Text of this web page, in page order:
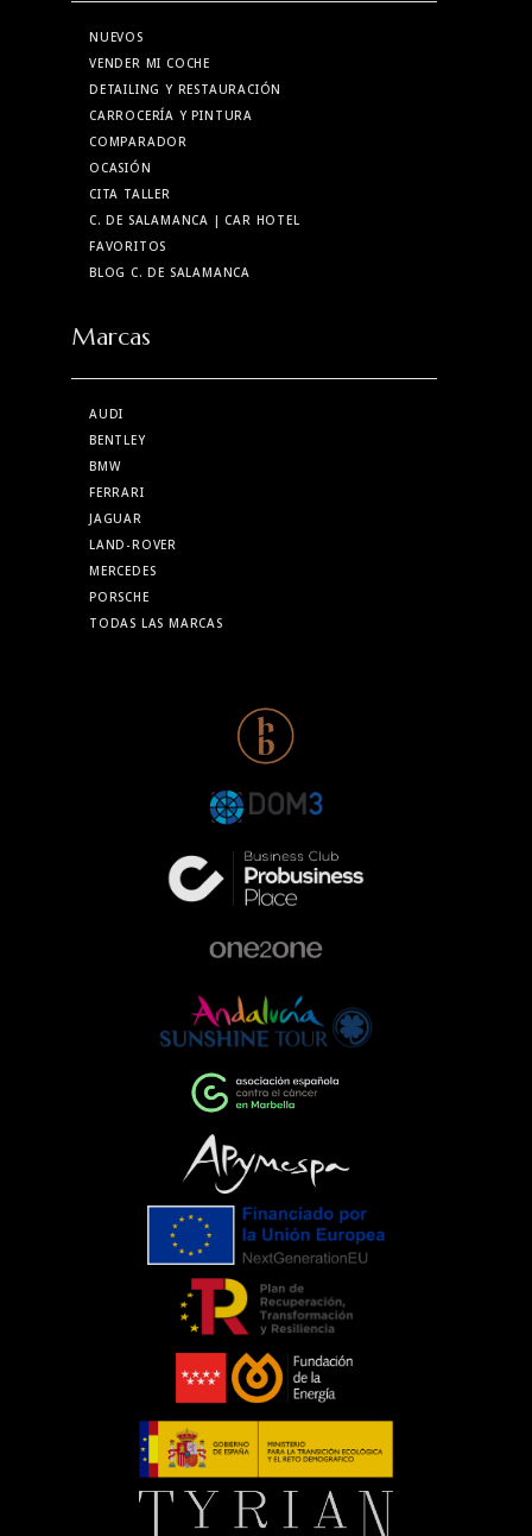
NUEVOS
VENDER MI COCHE
DETAILING Y RESTAURACIÓN
CARROCERÍA Y PINTURA
COMPARADOR
OCASIÓN
CITA TALLER
C. DE SALAMANCA | CAR HOTEL
FAVORITOS
BLOG C. DE SALAMANCA
Marcas
AUDI
BENTLEY
BMW
FERRARI
JAGUAR
LAND-ROVER
MERCEDES
PORSCHE
TODAS LAS MARCAS